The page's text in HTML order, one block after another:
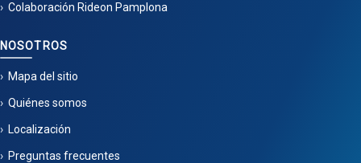
Colaboración Rideon Pamplona
NOSOTROS
Mapa del sitio
Quiénes somos
Localización
Preguntas frecuentes